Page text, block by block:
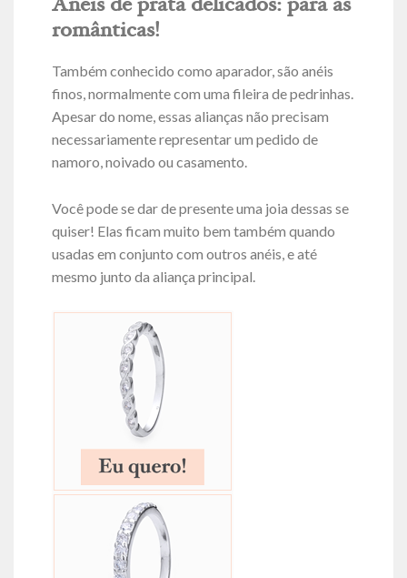
Anéis de prata delicados: para as
românticas!
Também conhecido como aparador, são anéis
finos, normalmente com uma fileira de pedrinhas.
Apesar do nome, essas alianças não precisam
necessariamente representar um pedido de
namoro, noivado ou casamento.
Você pode se dar de presente uma joia dessas se
quiser! Elas ficam muito bem também quando
usadas em conjunto com outros anéis, e até
mesmo junto da aliança principal.